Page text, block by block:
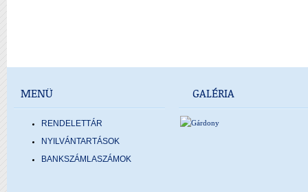
MENÜ
RENDELETTÁR
NYILVÁNTARTÁSOK
BANKSZÁMLASZÁMOK
GALÉRIA